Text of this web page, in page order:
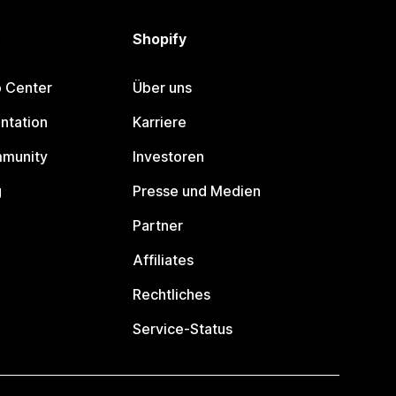
Center
Shopify
Über uns
Karriere
Investoren
Presse und Medien
Partner
Affiliates
Rechtliches
Service-Status